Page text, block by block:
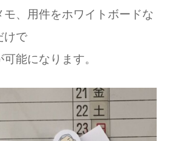
、用件をホワイトボードな
けで
能になります。